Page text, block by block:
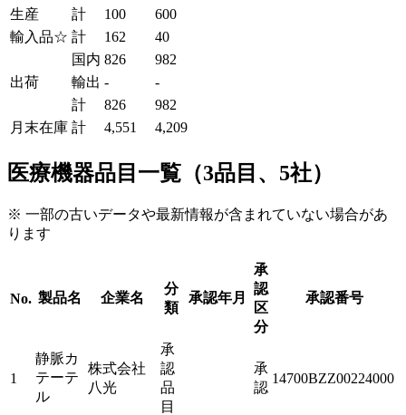
生産
計 100
600
輸入品☆ 計 162 40
出荷
国内 826
982
輸出 -
-
計
826
982
月末在庫 計 4,551 4,209
医療機器品目一覧（3品目、5社）
※ 一部の古いデータや最新情報が含まれていない場合があ
ります
No. 製品名 企業名
分
類
承認年月
承
認
区
分
承認番号
1
静脈カ
テーテ
ル
株式会社
八光
承
認
品
目
承
認
14700BZZ00224000